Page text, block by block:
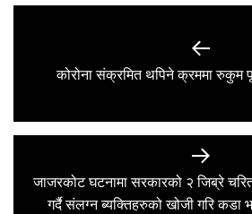
कोरोना संक्रमित थपिने क्रममा रुकुम
Next
जाजरकोट घटनामा सरकारको २ जिब्रे
गर्दै संलग्न ब्यक्तिहरुको खोजी गरि कडा